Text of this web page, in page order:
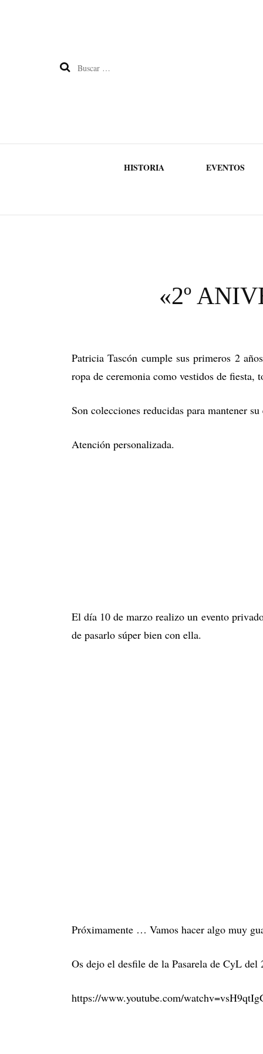
Buscar:
HISTORIA EVENTOS
«2º
Patricia Tascón cumple sus primeros 2
ropa de ceremonia como vestidos de fiesta,
Son colecciones reducidas para mantener
Atención personalizada.
El día 10 de marzo realizo un evento
de pasarlo súper bien con ella.
Próximamente … Vamos hacer algo muy
Os dejo el desfile de la Pasarela de CyL del
https://www.youtube.com/